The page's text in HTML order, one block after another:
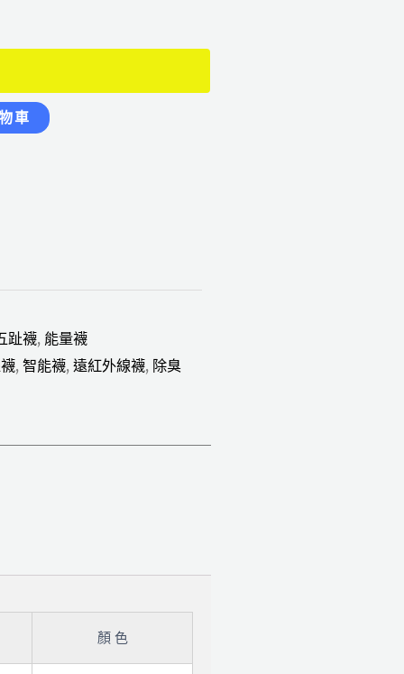
車
趾襪, 能量襪
, 智能襪, 遠紅外線襪, 除臭
顏 色